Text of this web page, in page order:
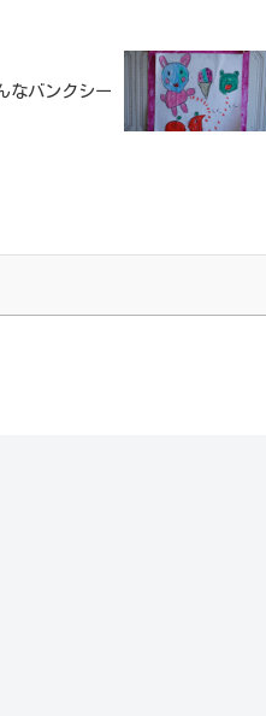
なバンクシー